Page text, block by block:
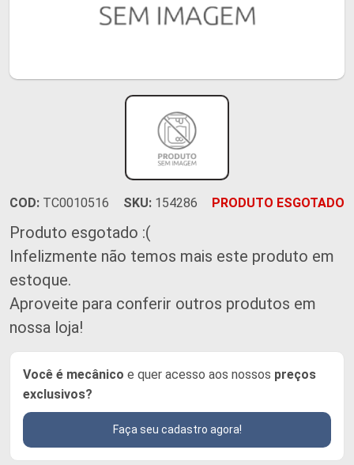
COD: TC0010516 SKU: 154286 PRODUTO ESGOTADO
Produto esgotado :(
Infelizmente não temos mais este produto em
estoque.
Aproveite para conferir outros produtos em
nossa loja!
Você é mecânico e quer acesso aos nossos preços
exclusivos?
Faça seu cadastro agora!